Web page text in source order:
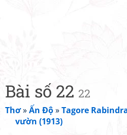
Bài số 22 22
Thơ»Ấn Độ»Tagore
vườn (1913)